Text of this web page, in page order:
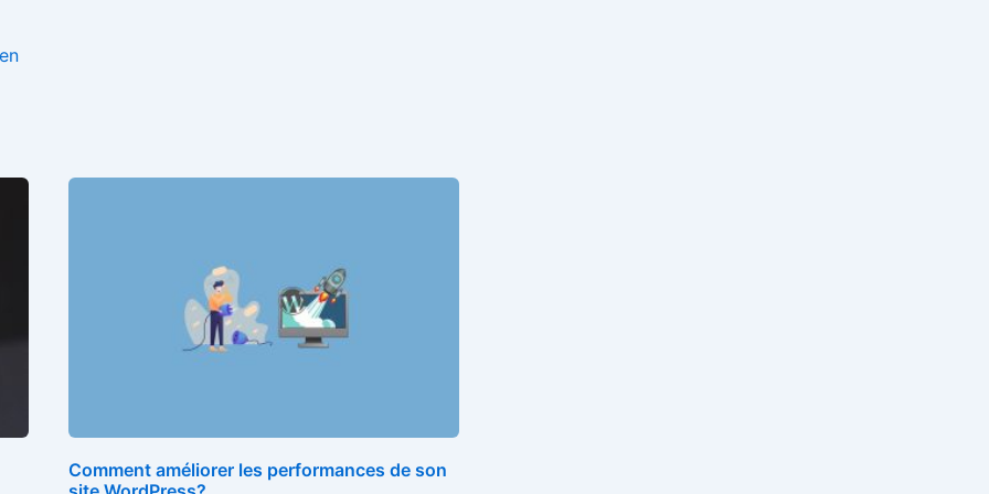
Comment améliorer les performances de son